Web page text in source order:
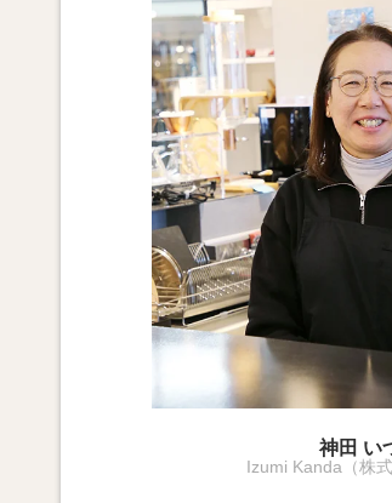
神田 い
Izumi Kanda（株